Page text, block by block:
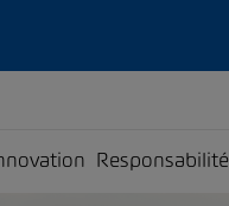
Responsabilité